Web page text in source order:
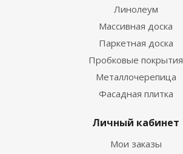
Линолеум
Массивная доска
Паркетная доска
Пробковые покрытия
Металлочерепица
Фасадная плитка
Личный кабинет
Мои заказы